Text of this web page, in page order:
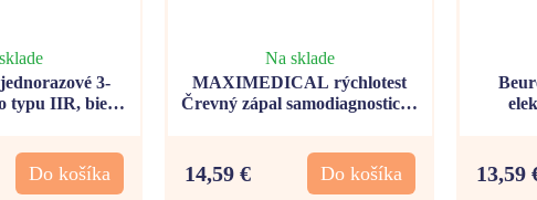
3-
typu IIR, biele
Do košíka
Na sklade
MAXIMEDICAL rýchlotest
Črevný zápal samodiagnostický
14,59 € Do košíka 13,59